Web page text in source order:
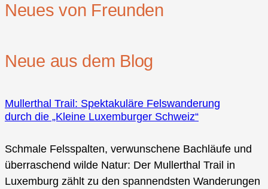
Neues von Freunden
Neue aus dem Blog
Mullerthal Trail: Spektakuläre Felswanderung
durch die „Kleine Luxemburger Schweiz“
Schmale Felsspalten, verwunschene Bachläufe und
überraschend wilde Natur: Der Mullerthal Trail in
Luxemburg zählt zu den spannendsten Wanderungen